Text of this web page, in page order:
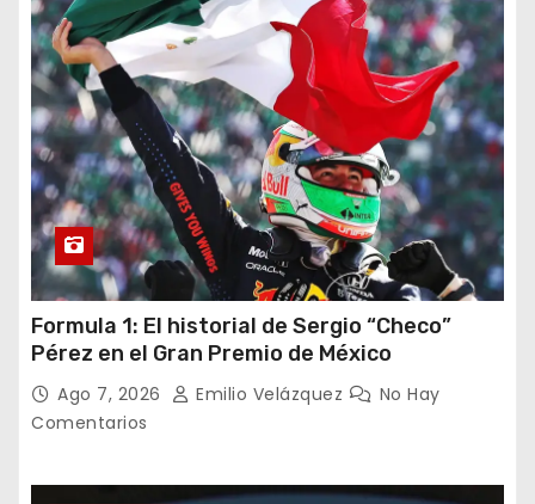
r
a
d
a
s
Formula 1: El historial de Sergio “Checo”
Pérez en el Gran Premio de México
Ago 7, 2026 Emilio Velázquez
No Hay
Comentarios